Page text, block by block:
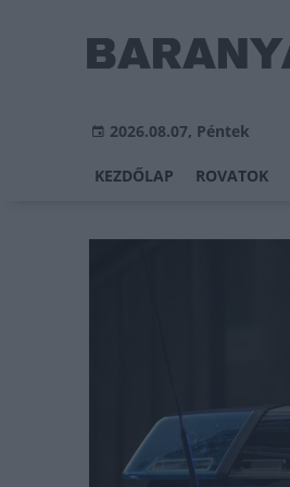
2026.08.07, Péntek
KEZDŐLAP ROVATOK